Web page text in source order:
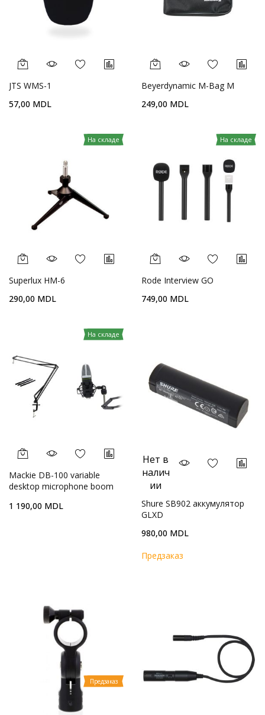
JTS WMS-1
57,00 MDL
Beyerdynamic M-Bag M
249,00 MDL
На складе
Superlux HM-6
290,00 MDL
На складе
Rode Interview GO
749,00 MDL
На складе
Mackie DB-100 variable
desktop microphone boom
1 190,00 MDL
Нет в
налич
ии
Shure SB902 аккумулятор
GLXD
980,00 MDL
Предзаказ
Предзаказ